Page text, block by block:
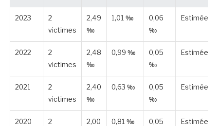
2023
2
victimes
2,49
‰
1,01 ‰
0,06
‰
Estimée
2022
2
victimes
2,48
‰
0,99 ‰
0,05
‰
Estimée
2021
2
victimes
2,40
‰
0,63 ‰
0,05
‰
Estimée
2020
2
2,00
0,81 ‰
0,05
Estimée